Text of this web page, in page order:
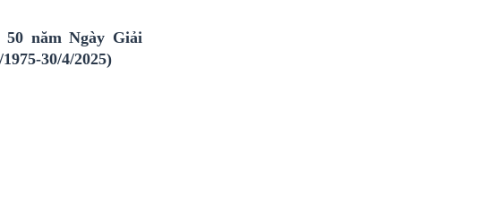
năm Ngày Giải
30/4/2025)